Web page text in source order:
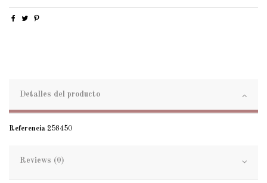
Detalles del producto
Referencia 258450
Reviews (0)